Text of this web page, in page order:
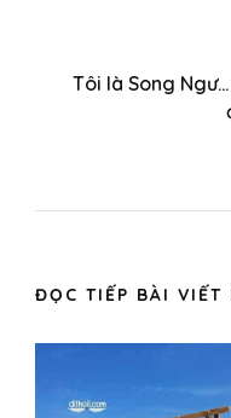
Tôi là Song
ĐỌC TIẾP BÀI VIẾT